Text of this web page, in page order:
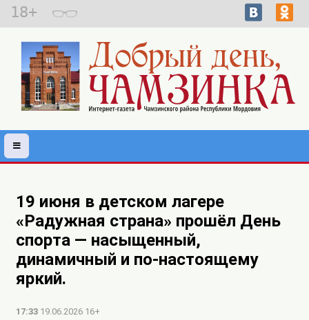
18+
19 июня в детском лагере
«Радужная страна» прошёл День
спорта — насыщенный,
динамичный и по-настоящему
яркий.
17:33 19.06.2026 16+